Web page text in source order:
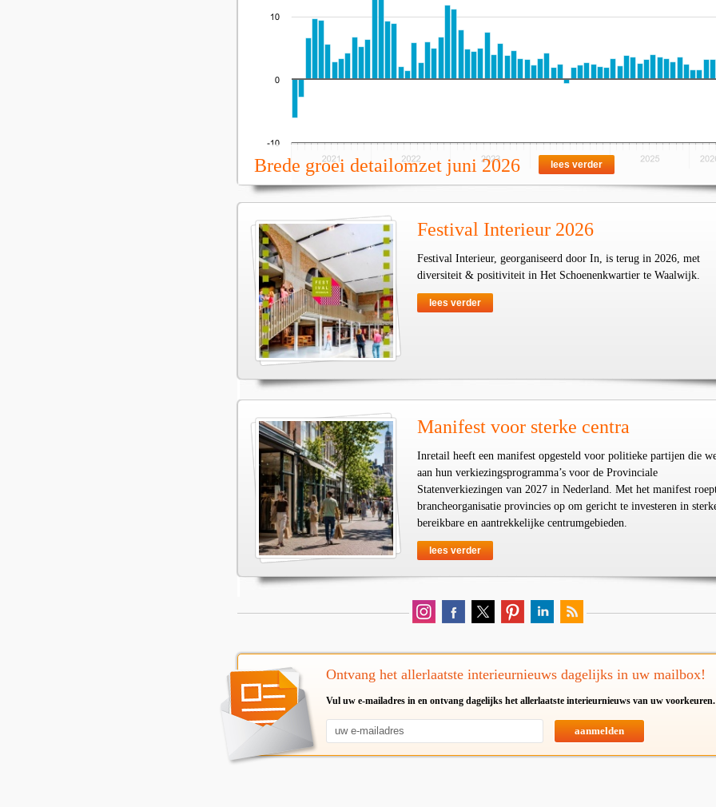
Brede groei detailomzet juni 2026 lees verder
Festival Interieur 2026
Festival Interieur, georganiseerd door In, is terug in 2026, met
diversiteit & positiviteit in Het Schoenenkwartier te Waalwijk.
lees verder
Manifest voor sterke centra
Inretail heeft een manifest opgesteld voor politieke partijen die
aan hun verkiezingsprogramma’s voor de Provinciale
Statenverkiezingen van 2027 in Nederland. Met het manifest
brancheorganisatie provincies op om gericht te investeren in
bereikbare en aantrekkelijke centrumgebieden.
lees verder
Ontvang het allerlaatste interieurnieuws dagelijks in uw mailbox!
Vul uw e-mailadres in en ontvang dagelijks het allerlaatste interieurnieuws van uw voorkeuren.
aanmelden